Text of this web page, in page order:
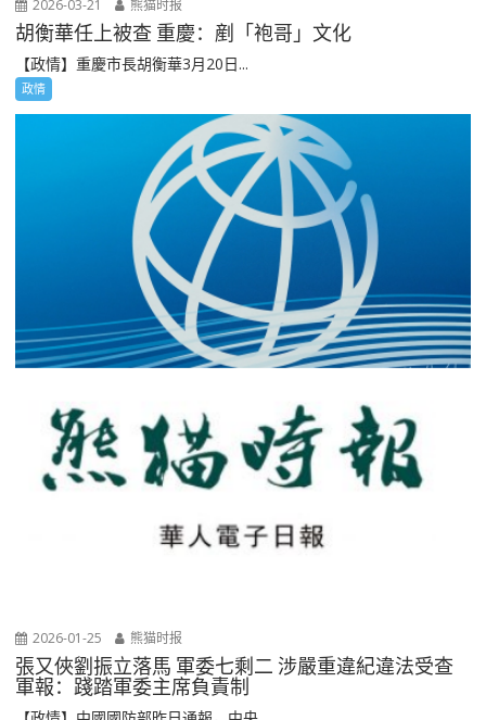
2026-03-21 熊猫时报
胡衡華任上被查 重慶：剷「袍哥」文化
【政情】重慶市長胡衡華3月20日...
政情
2026-01-25 熊猫时报
張又俠劉振立落馬 軍委七剩二 涉嚴重違紀違法受查
軍報：踐踏軍委主席負責制